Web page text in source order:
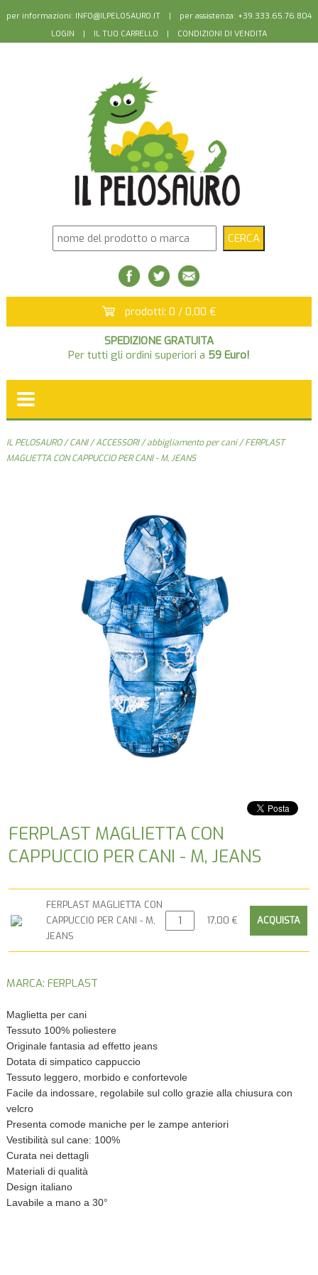
per informazioni: INFO@ILPELOSAURO.IT | per assistenza: +39.333.65.76.804
LOGIN | IL TUO CARRELLO | CONDIZIONI DI VENDITA
prodotti: 0 / 0,00 €
SPEDIZIONE GRATUITA
Per tutti gli ordini superiori a 59 Euro!
IL PELOSAURO/CANI/ACCESSORI/abbigliamento per cani/ FERPLAST
MAGLIETTA CON CAPPUCCIO PER CANI - M, JEANS
FERPLAST MAGLIETTA CON
CAPPUCCIO PER CANI - M, JEANS
FERPLAST MAGLIETTA CON
CAPPUCCIO PER CANI - M,
JEANS
17,00 €
MARCA: FERPLAST
Maglietta per cani
Tessuto 100% poliestere
Originale fantasia ad effetto jeans
Dotata di simpatico cappuccio
Tessuto leggero, morbido e confortevole
Facile da indossare, regolabile sul collo grazie alla chiusura con
velcro
Presenta comode maniche per le zampe anteriori
Vestibilità sul cane: 100%
Curata nei dettagli
Materiali di qualità
Design italiano
Lavabile a mano a 30°